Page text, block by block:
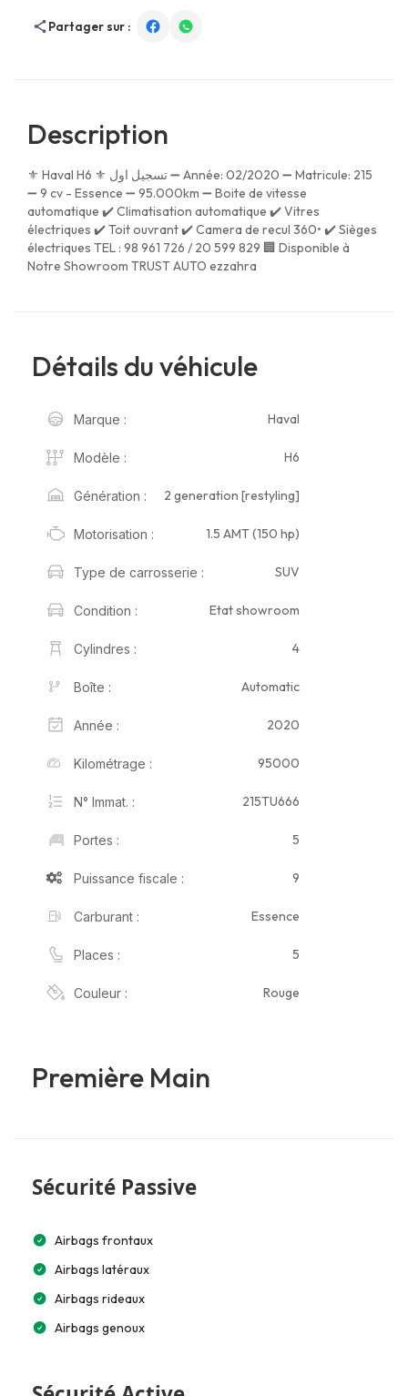
Partager sur :
Description
⚜️ Haval H6 ⚜️ تسجيل اول ➖ Année: 02/2020 ➖ Matricule: 215
➖ 9 cv - Essence ➖ 95.000km ➖ Boite de vitesse
automatique ✔️ Climatisation automatique ✔️ Vitres
électriques ✔️ Toit ouvrant ✔️ Camera de recul 360• ✔️ Sièges
électriques TEL : 98 961 726 / 20 599 829 🏢 Disponible à
Notre Showroom TRUST AUTO ezzahra
Détails du véhicule
Marque : Haval
Modèle : H6
Génération : 2 generation [restyling]
Motorisation : 1.5 AMT (150 hp)
Type de carrosserie : SUV
Condition : Etat showroom
Cylindres : 4
Boîte : Automatic
Année : 2020
Kilométrage : 95000
N° Immat. : 215TU666
Portes : 5
Puissance fiscale : 9
Carburant : Essence
Places : 5
Couleur : Rouge
Première Main
Sécurité Passive
Airbags frontaux
Airbags latéraux
Airbags rideaux
Airbags genoux